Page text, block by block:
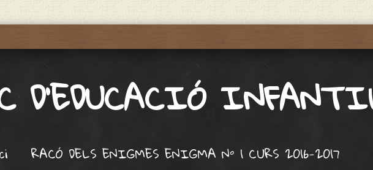
D'EDUCACIÓ
RACÓ DELS ENIGMES ENIGMA Nº 1 CURS 2016-2017